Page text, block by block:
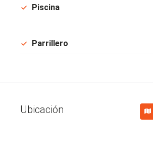
Piscina
Parrillero
Ubicación